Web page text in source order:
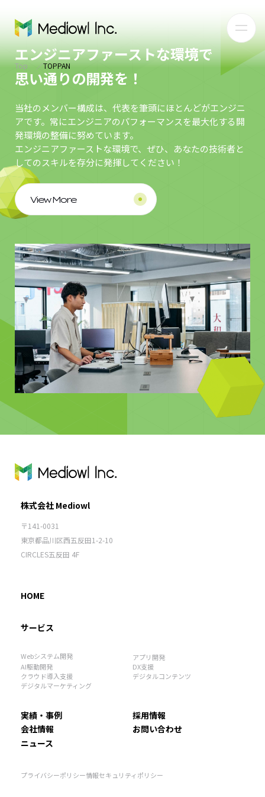
Top TOPPAN
エンジニアファーストな環境で
思い通りの開発を！
当社のメンバー構成は、代表を筆頭にほとんどがエンジニ
アです。常にエンジニアのパフォーマンスを最大化する開
発環境の整備に努めています。
エンジニアファーストな環境で、ぜひ、あなたの技術者と
してのスキルを存分に発揮してください！
View More
株式会社 Mediowl
〒141-0031
東京都品川区西五反田1-2-10
CIRCLES五反田 4F
HOME
サービス
Webシステム開発
アプリ開発
AI駆動開発
DX支援
クラウド導入支援
デジタルコンテンツ
デジタルマーケティング
実績・事例
会社情報
ニュース
採用情報
お問い合わせ
プライバシーポリシー情報セキュリティポリシー